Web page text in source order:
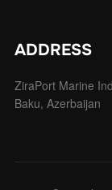
ADDRESS
ZiraPort Marine
Baku, Azerbaijan